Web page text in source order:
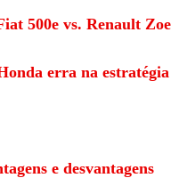
500e vs. Renault Zoe
erra na estratégia
e desvantagens